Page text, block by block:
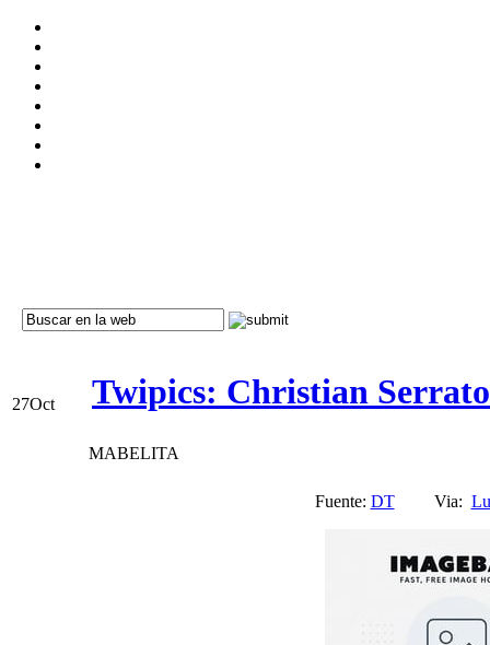
27Oct Twipics: Christian
MABELITA
Fuente: DTVia: